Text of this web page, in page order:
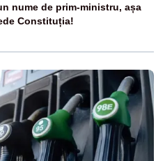
nume de prim-ministru, așa
Constituția!